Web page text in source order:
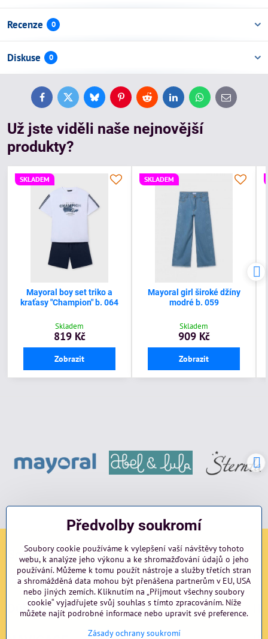
Recenze 0
Diskuse 0
FacebookTwitterBlueskyPinterestReddit LinkedInWhatsApp
E-
mail
Už jste viděli naše nejnovější
produkty?
SKLADEM
Mayoral boy set triko a
kraťasy "Champion" b. 064
Skladem
819 Kč
Zobrazit
SKLADEM
Mayoral girl široké džíny
modré b. 059
Skladem
909 Kč
Zobrazit
Sociální sítě
Facebook Instagram blog
Důležité odkazy
Předvolby soukromí
Soubory cookie používáme k vylepšení vaší návštěvy tohoto
webu, k analýze jeho výkonu a ke shromažďování údajů o jeho
používání. Můžeme k tomu použít nástroje a služby třetích stran
a shromážděná data mohou být přenášena partnerům v EU, USA
nebo jiných zemích. Kliknutím na „Přijmout všechny soubory
cookie“ vyjadřujete svůj souhlas s tímto zpracováním. Níže
můžete najít podrobné informace nebo upravit své preference.
Zásady ochrany soukromí